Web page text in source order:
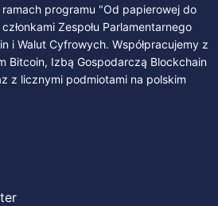
programu "Od papierowej do
Zespołu Parlamentarnego
i Walut Cyfrowych. Współpracujemy z
Bitcoin, Izbą Gospodarczą Blockchain
z licznymi podmiotami na polskim